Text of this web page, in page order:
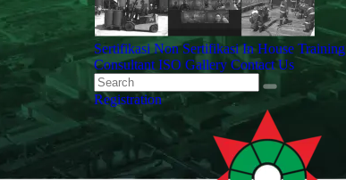
Sertifikasi Non Sertifikasi In House Training
Consultant ISO Gallery Contact Us
Registration